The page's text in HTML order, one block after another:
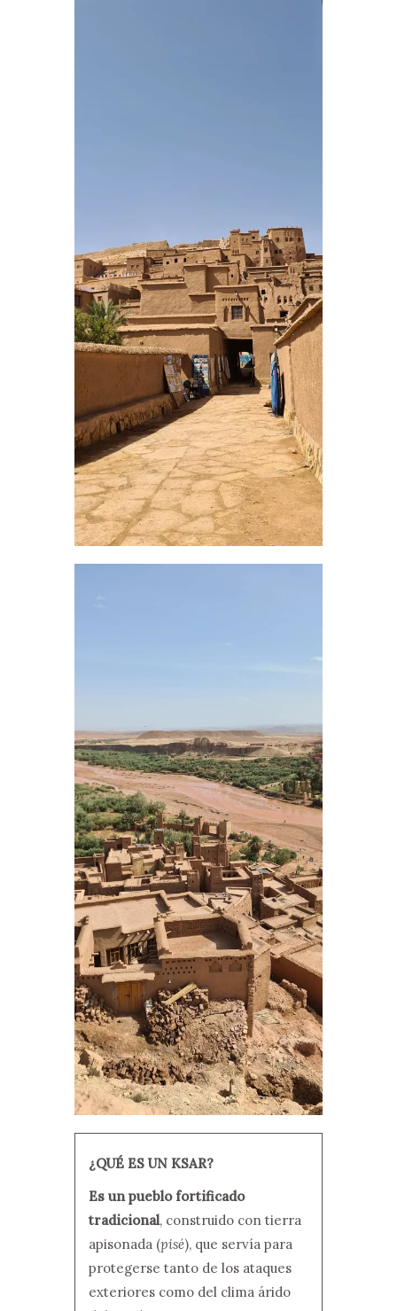
¿QUÉ ES UN KSAR?
Es un pueblo fortificado
tradicional, construido con tierra
apisonada (pisé), que servía para
protegerse tanto de los ataques
exteriores como del clima árido